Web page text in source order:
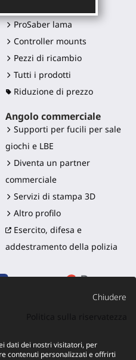
ProSaber lama
Controller mounts
Pezzi di ricambio
Tutti i prodotti
Riduzione di prezzo
Angolo commerciale
Supporti per fucili per sale
giochi e LBE
Diventa un partner
commerciale
Servizi di stampa 3D
Altro profilo
Esercito, difesa e
addestramento della polizia
| Reso e Rimborso
Chiudere
dati dei nostri visitatori, per
contenuti personalizzati e offrirti